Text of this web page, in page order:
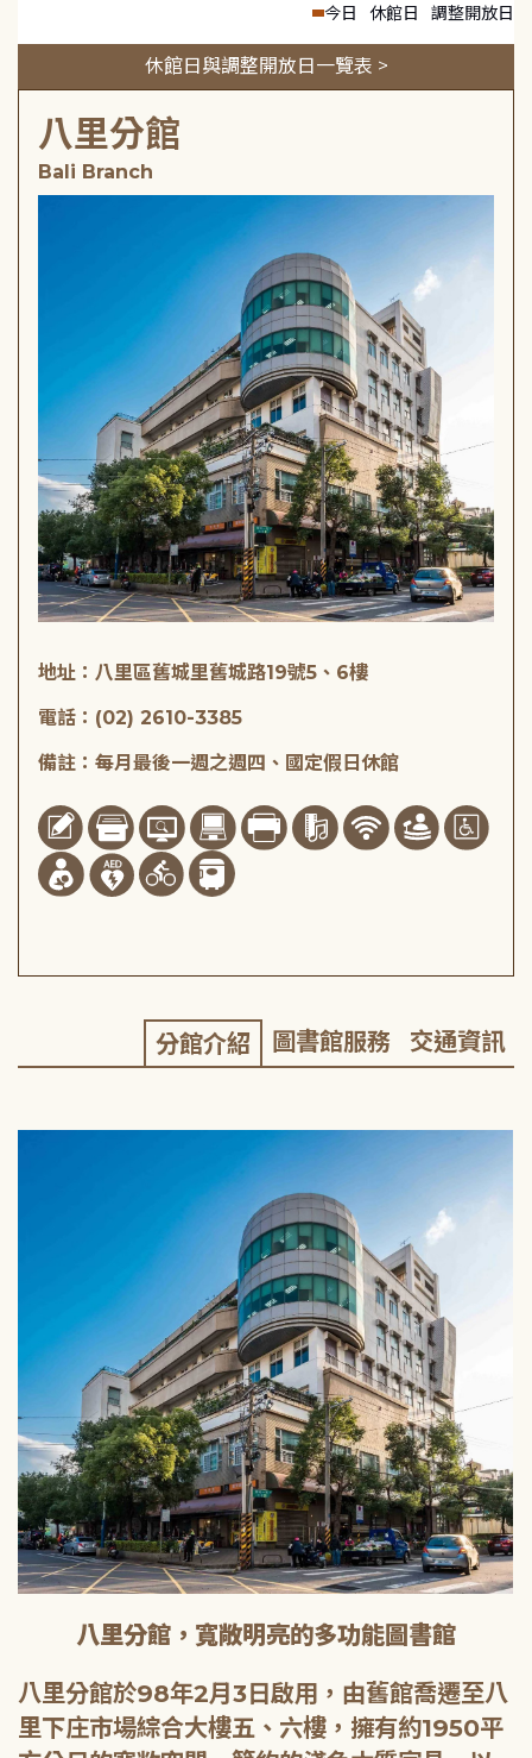
今日 休館日 調整開放日
休館日與調整開放日一覽表 >
八里分館
Bali Branch
地址：八里區舊城里舊城路19號5、6樓
電話：(02) 2610-3385
備註：每月最後一週之週四、國定假日休館
分館介紹 圖書館服務 交通資訊
八里分館，寬敞明亮的多功能圖書館
八里分館於98年2月3日啟用，由舊館喬遷至八
里下庄市場綜合大樓五、六樓，擁有約1950平